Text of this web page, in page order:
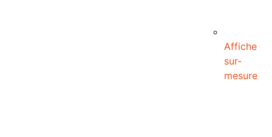
Affiche
sur-
mesure